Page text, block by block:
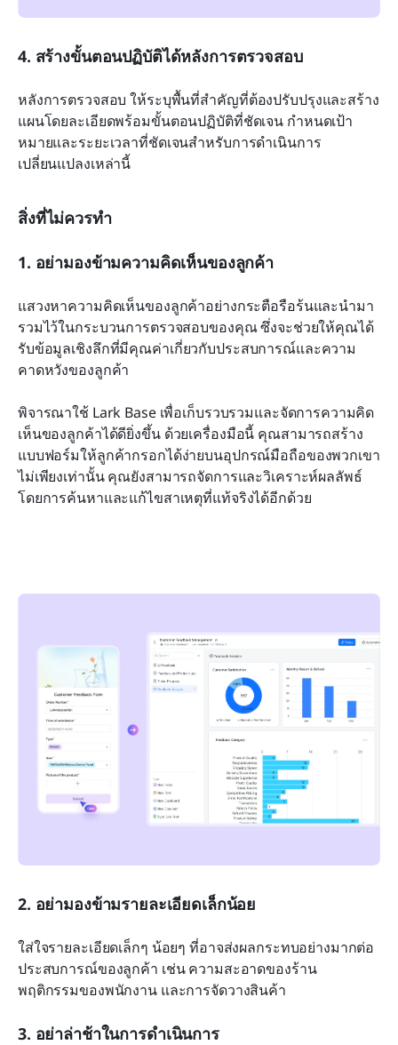
4. สร้างขั้นตอนปฏิบัติได้หลังการตรวจสอบ
หลังการตรวจสอบ ให้ระบุพื้นที่สำคัญที่ต้องปรับปรุงและสร้าง
แผนโดยละเอียดพร้อมขั้นตอนปฏิบัติที่ชัดเจน กำหนดเป้า
หมายและระยะเวลาที่ชัดเจนสำหรับการดำเนินการ
เปลี่ยนแปลงเหล่านี้
สิ่งที่ไม่ควรทำ
1. อย่ามองข้ามความคิดเห็นของลูกค้า
แสวงหาความคิดเห็นของลูกค้าอย่างกระตือรือร้นและนำมา
รวมไว้ในกระบวนการตรวจสอบของคุณ ซึ่งจะช่วยให้คุณได้
รับข้อมูลเชิงลึกที่มีคุณค่าเกี่ยวกับประสบการณ์และความ
คาดหวังของลูกค้า
พิจารณาใช้ Lark Base เพื่อเก็บรวบรวมและจัดการความคิด
เห็นของลูกค้าได้ดียิ่งขึ้น ด้วยเครื่องมือนี้ คุณสามารถสร้าง
แบบฟอร์มให้ลูกค้ากรอกได้ง่ายบนอุปกรณ์มือถือของพวกเขา
ไม่เพียงเท่านั้น คุณยังสามารถจัดการและวิเคราะห์ผลลัพธ์
โดยการค้นหาและแก้ไขสาเหตุที่แท้จริงได้อีกด้วย
2. อย่ามองข้ามรายละเอียดเล็กน้อย
ใส่ใจรายละเอียดเล็กๆ น้อยๆ ที่อาจส่งผลกระทบอย่างมากต่อ
ประสบการณ์ของลูกค้า เช่น ความสะอาดของร้าน
พฤติกรรมของพนักงาน และการจัดวางสินค้า
3. อย่าล่าช้าในการดำเนินการ